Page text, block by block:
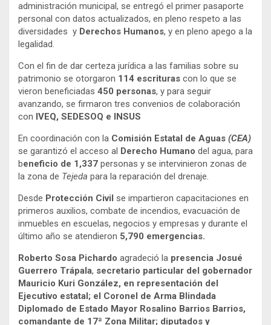
administración municipal, se entregó el primer pasaporte
personal con datos actualizados, en pleno respeto a las
diversidades y Derechos Humanos, y en pleno apego a la
legalidad.
Con el fin de dar certeza jurídica a las familias sobre su
patrimonio se otorgaron 114 escrituras con lo que se
vieron beneficiadas 450 personas, y para seguir
avanzando, se firmaron tres convenios de colaboración
con IVEQ, SEDESOQ e INSUS
En coordinación con la Comisión Estatal de Aguas (CEA)
se garantizó el acceso al Derecho Humano del agua, para
beneficio de 1,337 personas y se intervinieron zonas de
la zona de Tejeda para la reparación del drenaje.
Desde Protección Civil se impartieron capacitaciones en
primeros auxilios, combate de incendios, evacuación de
inmuebles en escuelas, negocios y empresas y durante el
último año se atendieron 5,790 emergencias.
Roberto Sosa Pichardo agradeció la presencia Josué
Guerrero Trápala, secretario particular del gobernador
Mauricio Kuri González, en representación del
Ejecutivo estatal; el Coronel de Arma Blindada
Diplomado de Estado Mayor Rosalino Barrios Barrios,
comandante de 17ª Zona Militar; diputados y